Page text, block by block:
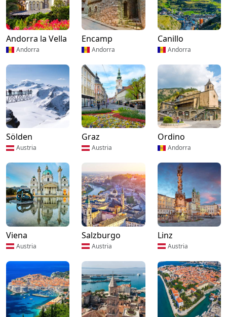
Andorra la Vella
Andorra
Encamp
Andorra
Canillo
Andorra
Sölden
Austria
Graz
Austria
Ordino
Andorra
Viena
Austria
Salzburgo
Austria
Linz
Austria